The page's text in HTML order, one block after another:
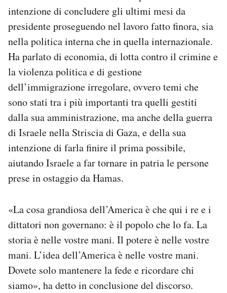
intenzione di concludere gli ultimi mesi da
presidente proseguendo nel lavoro fatto finora, sia
nella politica interna che in quella internazionale.
Ha parlato di economia, di lotta contro il crimine e
la violenza politica e di gestione
dell’immigrazione irregolare, ovvero temi che
sono stati tra i più importanti tra quelli gestiti
dalla sua amministrazione, ma anche della guerra
di Israele nella Striscia di Gaza, e della sua
intenzione di farla finire il prima possibile,
aiutando Israele a far tornare in patria le persone
prese in ostaggio da Hamas.
«La cosa grandiosa dell’America è che qui i re e i
dittatori non governano: è il popolo che lo fa. La
storia è nelle vostre mani. Il potere è nelle vostre
mani. L’idea dell’America è nelle vostre mani.
Dovete solo mantenere la fede e ricordare chi
siamo», ha detto in conclusione del discorso.